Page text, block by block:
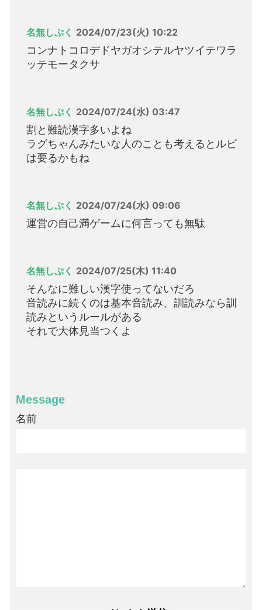
名無しぷく 2024/07/23(火) 10:22
コンナトコロデドヤガオシテルヤツイテワラ
ッテモータクサ
名無しぷく 2024/07/24(水) 03:47
割と難読漢字多いよね
ラグちゃんみたいな人のことも考えるとルビ
は要るかもね
名無しぷく 2024/07/24(水) 09:06
運営の自己満ゲームに何言っても無駄
名無しぷく 2024/07/25(木) 11:40
そんなに難しい漢字使ってないだろ
音読みに続くのは基本音読み、訓読みなら訓
読みというルールがある
それで大体見当つくよ
Message
名前